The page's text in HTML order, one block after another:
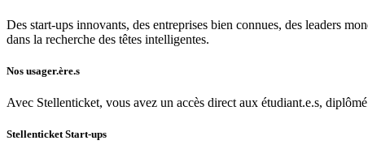
Des start-ups innovants, des entreprises bien connues, des leaders
dans la recherche des têtes intelligentes.
Nos usager.ère.s
Avec Stellenticket, vous avez un accès direct aux étudiant.e.s,
Stellenticket Start-ups